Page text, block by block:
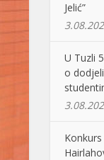
Jelić”
U Tuzli
o